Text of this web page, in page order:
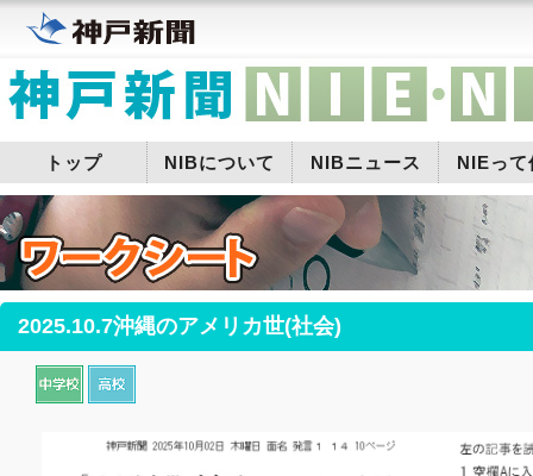
トップ NIBについて NIBニュース NIEって
2025.10.7沖縄のアメリカ世(社会)